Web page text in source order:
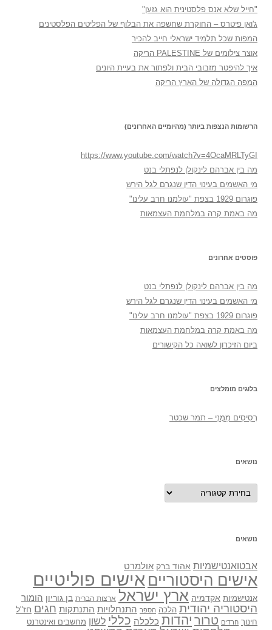
"חייל שלא אנס פלסטינית הוא גזען"
ג'ואן פיטרס – החוקרת שחשפה את הבלוף של הפליטים הפלסטינים
המפות שכל תלמיד ישראלי חייב להכיר
אוצר צילומים של PALESTINE הריקה
איך להיפטר מזבובי הבית ולפתור את בעיית היונים
המפה הגדולה של הארץ הריקה
הרשומות הנצפות ביותר (מהיומיים האחרונים)
https://www.youtube.com/watch?v=4OcaMRLTyGI
מה בין אברהם לינקולן לנפתלי בנט
מי האשמים בעינוי הדין שנגרם לגל הירש
פוגרום 1929 בצפת "עולמנו חרב עלינו"
מה באמת קרה במלחמת העצמאות
פוסטים אחרונים
מה בין אברהם לינקולן לנפתלי בנט
מי האשמים בעינוי הדין שנגרם לגל הירש
פוגרום 1929 בצפת "עולמנו חרב עלינו"
מה באמת קרה במלחמת העצמאות
ביום הזיכרון לשואה כל הקישורים
בלוגים מומלצים
רְסִיסִים מִמֶנִי – תמר שכטר
נושאים
נושאים
נושאים
אבטואנטישמיות אהוד ברק אולמרט
אישים היסטוריים אישים פוליטיים
אנטישמיות אקדמיה ארץ ישראל ארצות הברית בן גוריון הומור
היסטוריה יהודית הלכה הספר התנחלויות התנתקות חגים חז"ל
חינוך חרדים טרור יהדות כלכלה כללי לשון מחשבים ואינטרנט